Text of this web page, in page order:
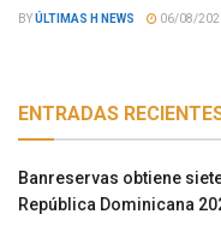
BYÚLTIMAS H NEWS 06/08/
ENTRADAS
Banreservas obtiene
República Dominicana